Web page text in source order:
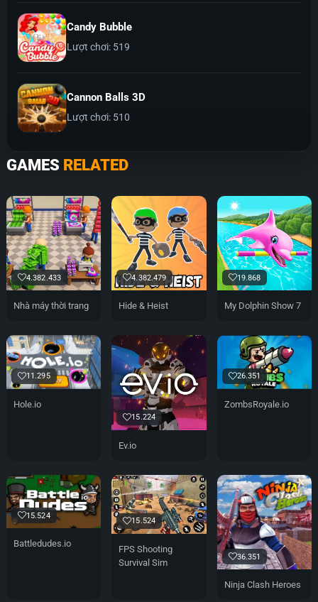
Candy Bubble
Lượt chơi: 519
Cannon Balls 3D
Lượt chơi: 510
GAMES RELATED
4.382.433
Nhà máy thời trang
4.382.479
Hide & Heist
19.868
My Dolphin Show 7
11.295
Hole.io
15.224
Ev.io
26.351
ZombsRoyale.io
15.524
Battledudes.io
15.524
FPS Shooting
Survival Sim
36.351
Ninja Clash Heroes